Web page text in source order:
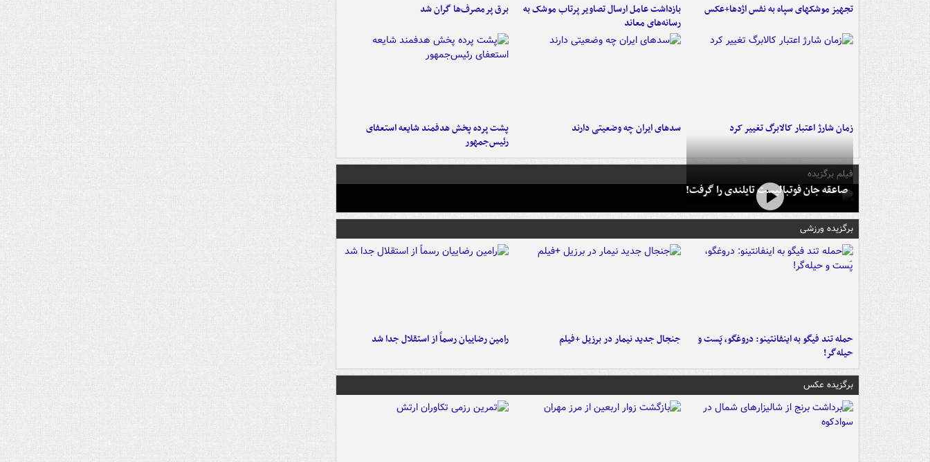
تجهیز موشکهای سپاه به نفس اژدها+عکس
بازداشت عامل ارسال تصاویر پرتاب موشک به
رسانه‌های معاند
برق پرمصرف‌ها گران شد
زمان شارژ اعتبار کالابرگ تغییر کرد سدهای ایران چه وضعیتی دارند
پشت پرده پخش هدفمند شایعه استعفای
رئیس‌جمهور
فیلم برگزیده
صاعقه جان فوتبالیست تایلندی را گرفت!
برگزیده ورزشی
حمله تند فیگو به اینفانتینو: دروغگو، پَست‌ و
حیله‌گر!
جنجال جدید نیمار در برزیل +فیلم رامین رضاییان رسماً از استقلال جدا شد
برگزیده عکس